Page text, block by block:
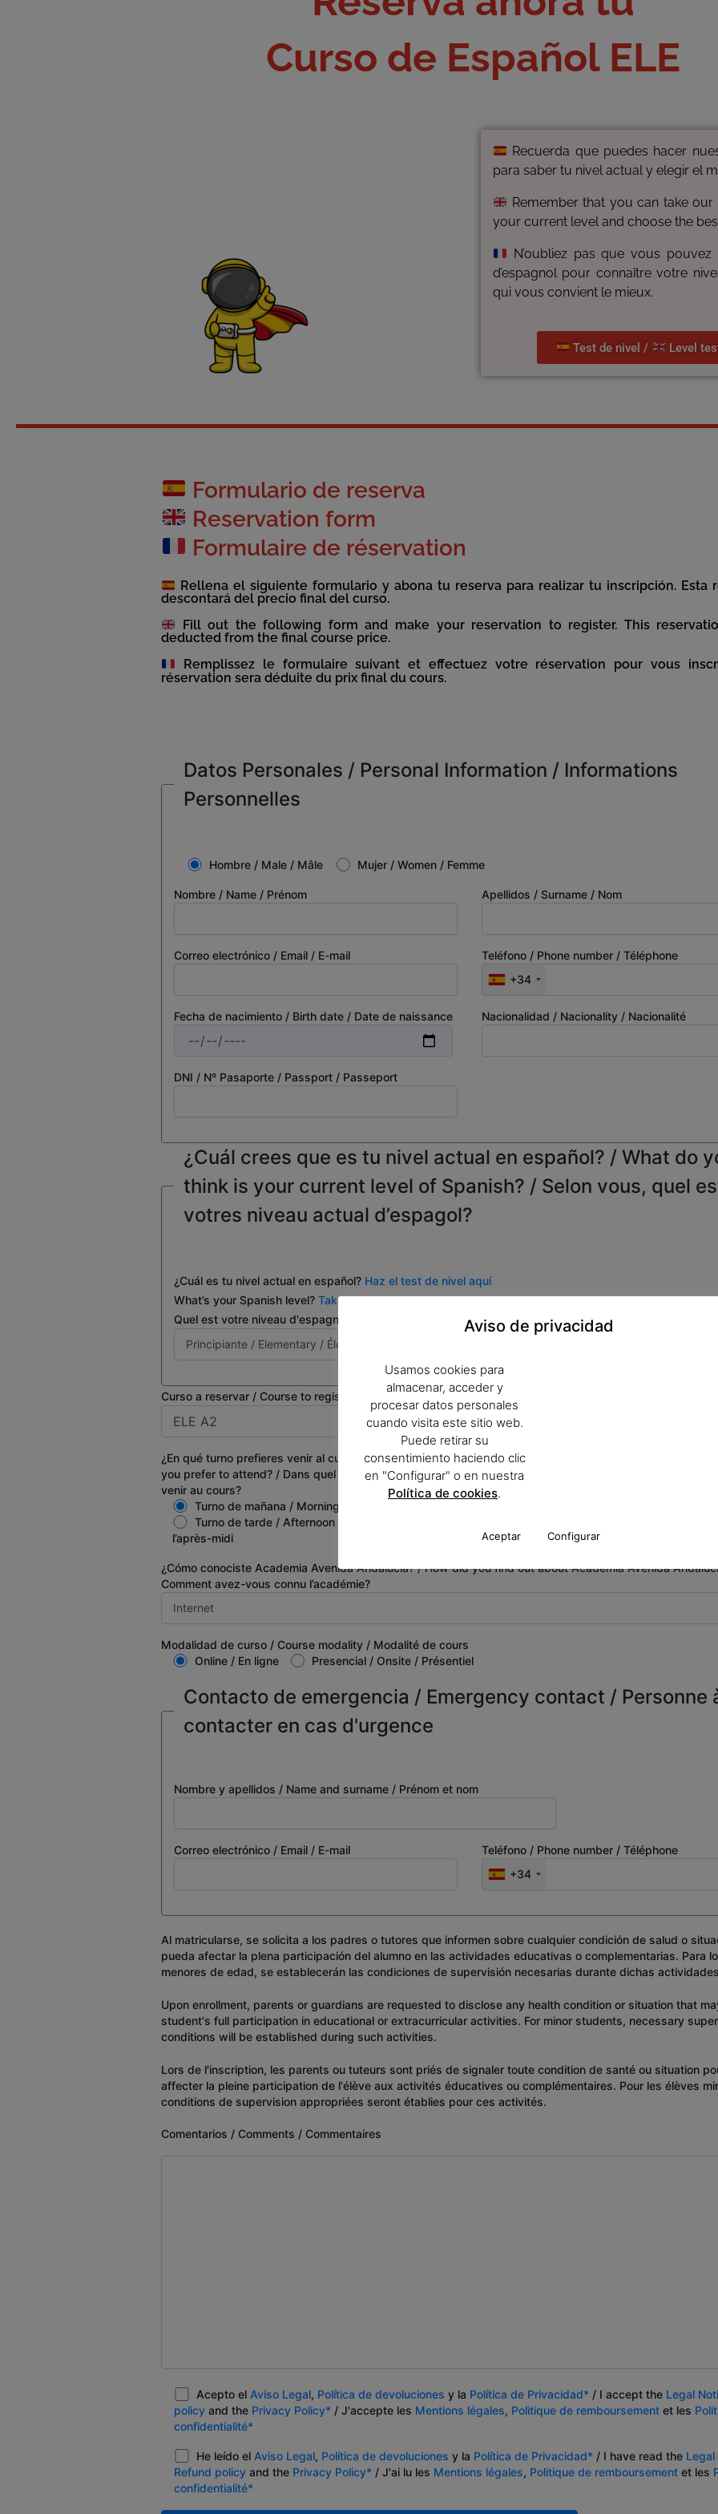
Curso de Español ELE
Recuerda que puedes hacer
para saber tu nivel actual y elegir el
Remember that you can take
your current level and choose the
N’oubliez pas que vous
d’espagnol pour connaître votre
qui vous convient le mieux.
Test de nivel / Level
Formulario de reserva
Reservation form
Formulaire de réservation
Rellena el siguiente formulario y abona tu reserva para realizar tu inscripción. Esta
descontará del precio final del curso.
Fill out the following form and make your reservation to register. This
deducted from the final course price.
Remplissez le formulaire suivant et effectuez votre réservation pour vous
réservation sera déduite du prix final du cours.
Datos Personales / Personal Information / Informations
Personnelles
Hombre / Male / Mâle Mujer / Women / Femme
Nombre / Name / Prénom Apellidos / Surname / Nom
Correo electrónico / Email / E-mail
Teléfono / Phone number / Téléphone
+34
Fecha de nacimiento / Birth date / Date de naissance Nacionalidad / Nacionality / Nacionalité
DNI / Nº Pasaporte / Passport / Passeport
¿Cuál crees que es tu nivel actual en español? / What do
think is your current level of Spanish? / Selon vous, quel
votres niveau actual d’espagol?
¿Cuál es tu nivel actual en español? Haz el test de nivel aquí
What’s your Spanish level? Take the level test here
Quel est votre niveau d'espagnol ?
Faites le test de niveau ici.
Curso a reservar / Course to register / Cours pour s'inscrire
¿En qué turno prefieres venir al curso? / What shift do
you prefer to attend? / Dans quel horaire vous préférez
venir au cours?
Turno de mañana / Morning shift / Cours du matin
Turno de tarde / Afternoon shift / Cours de
l’après-midi
Fecha de inicio / Start date / Date de début
¿Cómo conociste Academia Avenida Andalucía? / How did you find out about Academia Avenida
Comment avez-vous connu l’académie?
Modalidad de curso / Course modality / Modalité de cours
Online / En ligne
Presencial / Onsite / Présentiel
Contacto de emergencia / Emergency contact / Personne
contacter en cas d'urgence
Nombre y apellidos / Name and surname / Prénom et nom
Correo electrónico / Email / E-mail
Teléfono / Phone number / Téléphone
+34
Al matricularse, se solicita a los padres o tutores que informen sobre cualquier condición de salud o
pueda afectar la plena participación del alumno en las actividades educativas o complementarias. Para
menores de edad, se establecerán las condiciones de supervisión necesarias durante dichas
Upon enrollment, parents or guardians are requested to disclose any health condition or situation that
student's full participation in educational or extracurricular activities. For minor students, necessary
conditions will be established during such activities.
Lors de l'inscription, les parents ou tuteurs sont priés de signaler toute condition de santé ou situation
affecter la pleine participation de l'élève aux activités éducatives ou complémentaires. Pour les élèves
conditions de supervision appropriées seront établies pour ces activités.
Comentarios / Comments / Commentaires
Acepto el Aviso Legal, Política de devoluciones y la Política de Privacidad* / I accept the Legal
policy and the Privacy Policy* / J'accepte les Mentions légales, Politique de remboursement et les
confidentialité*
He leído el Aviso Legal, Política de devoluciones y la Política de Privacidad* / I have read the Legal
Refund policy and the Privacy Policy* / J'ai lu les Mentions légales, Politique de remboursement et les
confidentialité*
Aviso de privacidad
Usamos cookies para
almacenar, acceder y
procesar datos personales
cuando visita este sitio web.
Puede retirar su
consentimiento haciendo clic
en "Configurar" o en nuestra
Política de cookies.
Aceptar Configurar